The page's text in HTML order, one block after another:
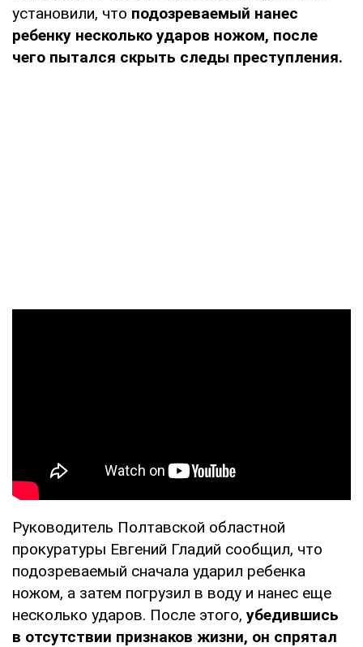
установили, что подозреваемый нанес
ребенку несколько ударов ножом, после
чего пытался скрыть следы преступления.
Руководитель Полтавской областной
прокуратуры Евгений Гладий сообщил, что
подозреваемый сначала ударил ребенка
ножом, а затем погрузил в воду и нанес еще
несколько ударов. После этого, убедившись
в отсутствии признаков жизни, он спрятал